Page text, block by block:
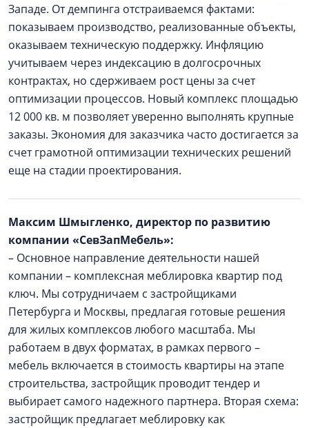
Западе. От демпинга отстраиваемся фактами:
показываем производство, реализованные объекты,
оказываем техническую поддержку. Инфляцию
учитываем через индексацию в долгосрочных
контрактах, но сдерживаем рост цены за счет
оптимизации процессов. Новый комплекс площадью
12 000 кв. м позволяет уверенно выполнять крупные
заказы. Экономия для заказчика часто достигается за
счет грамотной оптимизации технических решений
еще на стадии проектирования.
Максим Шмыгленко, директор по развитию
компании «СевЗапМебель»:
– Основное направление деятельности нашей
компании – комплексная меблировка квартир под
ключ. Мы сотрудничаем с застройщиками
Петербурга и Москвы, предлагая готовые решения
для жилых комплексов любого масштаба. Мы
работаем в двух форматах, в рамках первого –
мебель включается в стоимость квартиры на этапе
строительства, застройщик проводит тендер и
выбирает самого надежного партнера. Вторая схема:
застройщик предлагает меблировку как